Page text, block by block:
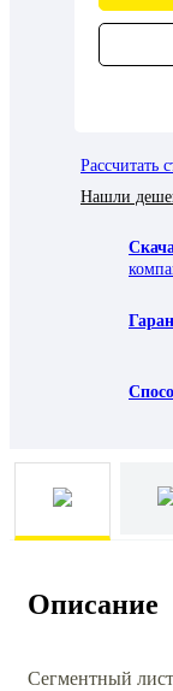
Рассчитать
Нашли
Описание
Сегментный